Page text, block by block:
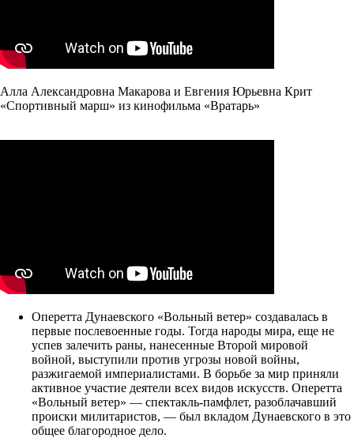
Алла Александровна Макарова и Евгения Юрьевна Крит
«Спортивный марш» из кинофильма «Вратарь»
Оперетта Дунаевского «Вольный ветер» создавалась в
первые послевоенные годы. Тогда народы мира, еще не
успев залечить раны, нанесенные Второй мировой
войной, выступили против угрозы новой войны,
разжигаемой империалистами. В борьбе за мир приняли
активное участие деятели всех видов искусств. Оперетта
«Вольный ветер» — спектакль-памфлет, разоблачавший
происки милитаристов, — был вкладом Дунаевского в это
общее благородное дело.